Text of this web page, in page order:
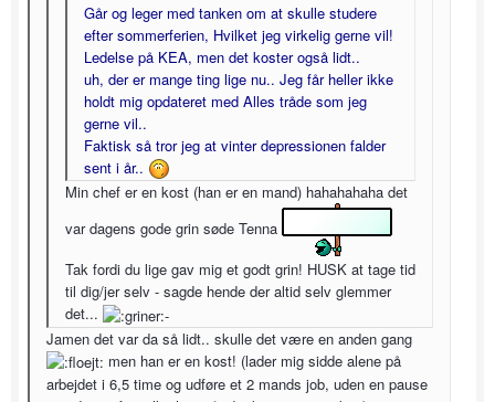
Går og leger med tanken om at skulle studere
efter sommerferien, Hvilket jeg virkelig gerne vil!
Ledelse på KEA, men det koster også lidt..
uh, der er mange ting lige nu.. Jeg får heller ikke
holdt mig opdateret med Alles tråde som jeg
gerne vil..
Faktisk så tror jeg at vinter depressionen falder
sent i år..
Min chef er en kost (han er en mand) hahahahaha det
var dagens gode grin søde Tenna
Tak fordi du lige gav mig et godt grin! HUSK at tage tid
til dig/jer selv - sagde hende der altid selv glemmer
det...
Jamen det var da så lidt.. skulle det være en anden gang
men han er en kost! (lader mig sidde alene på
arbejdet i 6,5 time og udføre et 2 mands job, uden en pause